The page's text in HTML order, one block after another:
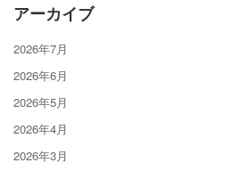
アーカイブ
2026年7月
2026年6月
2026年5月
2026年4月
2026年3月